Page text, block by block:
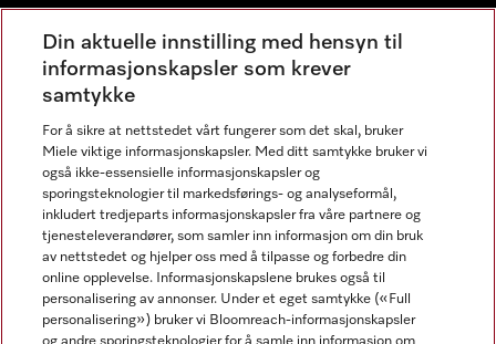
Miele Experience Center Nesbru
Miele Outlet Nesbru
Nyhetsbrev
Din aktuelle innstilling med hensyn til
informasjonskapsler som krever
samtykke
For å sikre at nettstedet vårt fungerer som det skal, bruker
Miele viktige informasjonskapsler. Med ditt samtykke bruker vi
også ikke-essensielle informasjonskapsler og
sporingsteknologier til markedsførings- og analyseformål,
inkludert tredjeparts informasjonskapsler fra våre partnere og
tjenesteleverandører, som samler inn informasjon om din bruk
av nettstedet og hjelper oss med å tilpasse og forbedre din
online opplevelse. Informasjonskapslene brukes også til
personalisering av annonser. Under et eget samtykke («Full
personalisering») bruker vi Bloomreach-informasjonskapsler